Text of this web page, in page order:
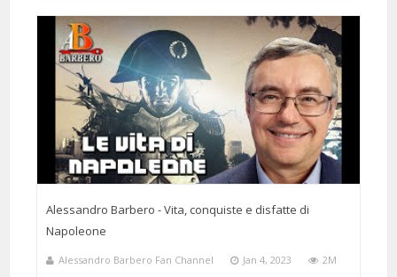
Alessandro Barbero - Vita, conquiste e disfatte di
Napoleone
Alessandro Barbero Fan Channel Jan 4, 2023 2M